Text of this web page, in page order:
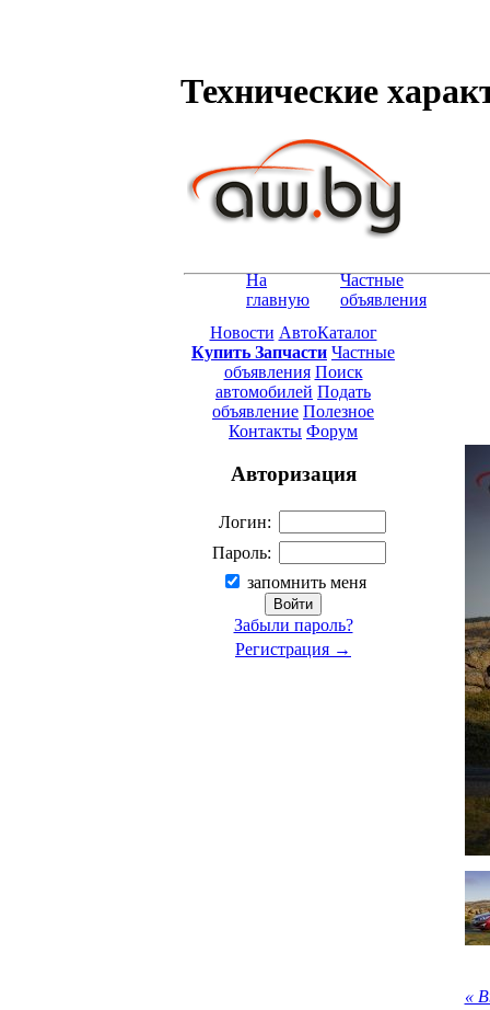
Технические
На
главную
Частные
объявления
Новости АвтоКаталог
Купить Запчасти Частные
объявления Поиск
автомобилей Подать
объявление Полезное
Контакты Форум
Авторизация
Логин:
Пароль:
запомнить меня
Забыли пароль?
Регистрация →
«